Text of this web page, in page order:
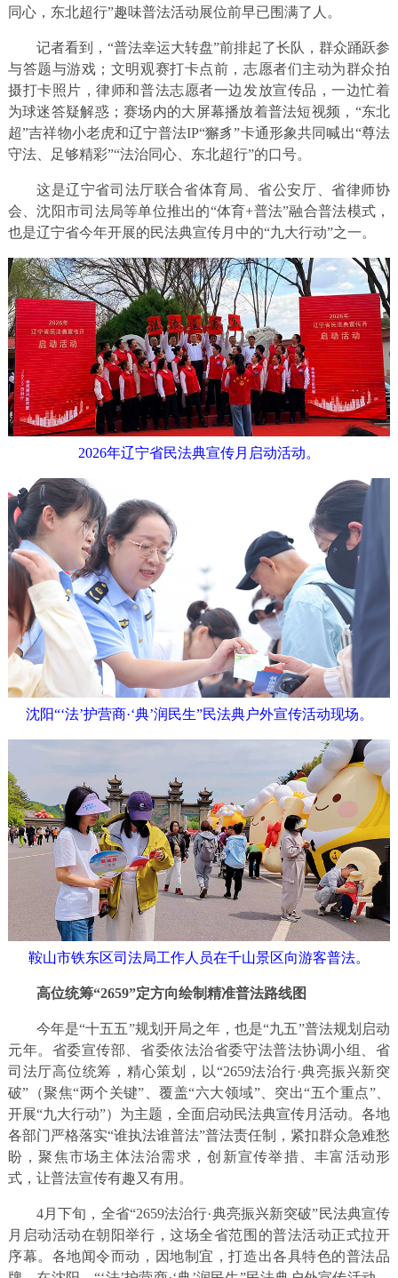
同心，东北超行”趣味普法活动展位前早已围满了人。
记者看到，“普法幸运大转盘”前排起了长队，群众踊跃参
与答题与游戏；文明观赛打卡点前，志愿者们主动为群众拍
摄打卡照片，律师和普法志愿者一边发放宣传品，一边忙着
为球迷答疑解惑；赛场内的大屏幕播放着普法短视频，“东北
超”吉祥物小老虎和辽宁普法IP“獬豸”卡通形象共同喊出“尊法
守法、足够精彩”“法治同心、东北超行”的口号。
这是辽宁省司法厅联合省体育局、省公安厅、省律师协
会、沈阳市司法局等单位推出的“体育+普法”融合普法模式，
也是辽宁省今年开展的民法典宣传月中的“九大行动”之一。
2026年辽宁省民法典宣传月启动活动。
沈阳“‘法’护营商·‘典’润民生”民法典户外宣传活动现场。
鞍山市铁东区司法局工作人员在千山景区向游客普法。
高位统筹“2659”定方向绘制精准普法路线图
今年是“十五五”规划开局之年，也是“九五”普法规划启动
元年。省委宣传部、省委依法治省委守法普法协调小组、省
司法厅高位统筹，精心策划，以“2659法治行·典亮振兴新突
破”（聚焦“两个关键”、覆盖“六大领域”、突出“五个重点”、
开展“九大行动”）为主题，全面启动民法典宣传月活动。各地
各部门严格落实“谁执法谁普法”普法责任制，紧扣群众急难愁
盼，聚焦市场主体法治需求，创新宣传举措、丰富活动形
式，让普法宣传有趣又有用。
4月下旬，全省“2659法治行·典亮振兴新突破”民法典宣传
月启动活动在朝阳举行，这场全省范围的普法活动正式拉开
序幕。各地闻令而动，因地制宜，打造出各具特色的普法品